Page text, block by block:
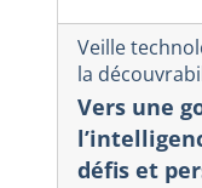
Veille
la
Vers une
défis et